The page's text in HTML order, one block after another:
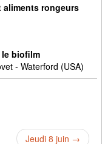
rongeurs
le biofilm
- Waterford (USA)
Jeudi 8 juin →